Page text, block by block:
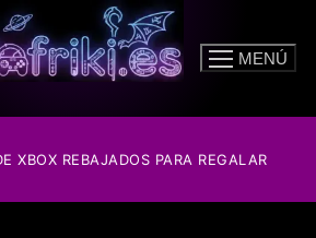
MENÚ
XBOX REBAJADOS PARA REGALAR